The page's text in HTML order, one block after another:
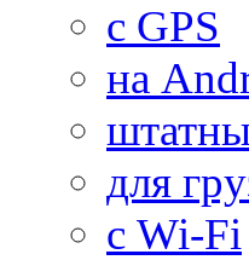
с GPS
на
для
с Wi-Fi